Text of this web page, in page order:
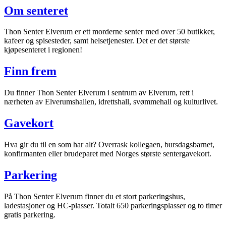
Inspirasjon
Søk
Åpningstider
Praktisk informasjon
Ledige stillinger
Magasin
Finn frem
Om senteret
Thon Senter Elverum er ett morderne senter med over 50 butikker,
kafeer og spisesteder, samt helsetjenester. Det er det største
kjøpesenteret i regionen!
Finn frem
Du finner Thon Senter Elverum i sentrum av Elverum, rett i
nærheten av Elverumshallen, idrettshall, svømmehall og kulturlivet.
Gavekort
Hva gir du til en som har alt? Overrask kollegaen, bursdagsbarnet,
konfirmanten eller brudeparet med Norges største sentergavekort.
Parkering
På Thon Senter Elverum finner du et stort parkeringshus,
ladestasjoner og HC-plasser. Totalt 650 parkeringsplasser og to timer
gratis parkering.